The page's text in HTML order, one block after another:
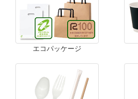
エコパッケージ